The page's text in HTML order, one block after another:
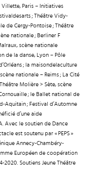
Paris – Initiatives
; Théâtre Vidy-
de Cergy-Pontoise ; Théâtre
nationale ; Berliner F
scène nationale
de la danse, Lyon – Pôle
; la maisondelaculture
nationale – Reims ; La Cité
Molière > Sète, scène
; le Ballet national de
Aquitain ; Festival d’Automne
d’une aide
Avec le soutien de Dance
est soutenu par « PEPS »
Annecy-Chambéry-
Européen de coopération
2020. Soutiens Jeune Théâtre